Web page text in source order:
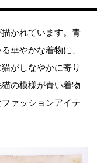
かれています。青
華やかな着物に、
がしなやかに寄り
の模様が青い着物
ァッションアイテ